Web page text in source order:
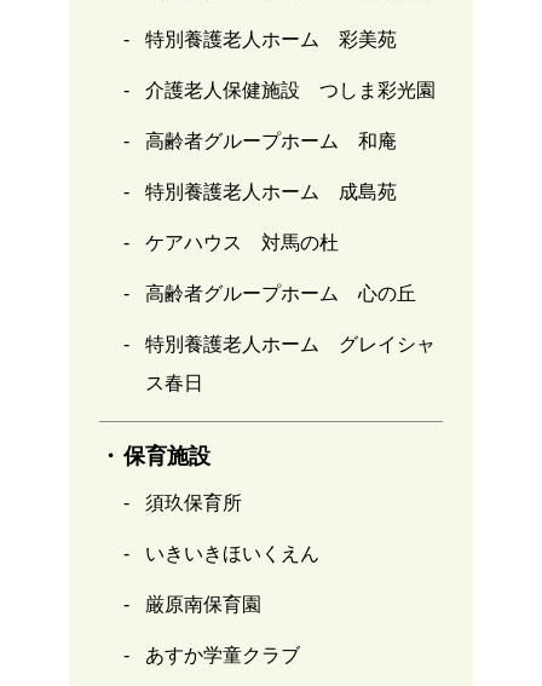
特別養護老人ホーム 彩美苑
介護老人保健施設 つしま彩光園
高齢者グループホーム 和庵
特別養護老人ホーム 成島苑
ケアハウス 対馬の杜
高齢者グループホーム 心の丘
特別養護老人ホーム グレイシャ
ス春日
保育施設
須玖保育所
いきいきほいくえん
厳原南保育園
あすか学童クラブ